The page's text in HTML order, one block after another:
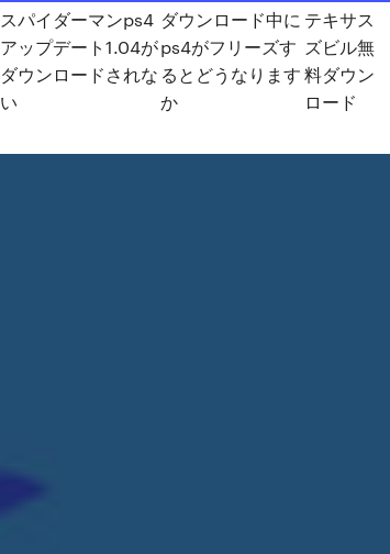
スパイダーマンps4
アップデート1.04が
ダウンロードされな
い
ダウンロード中に
ps4がフリーズす
るとどうなります
か
テキサス
ズビル無
料ダウン
ロード